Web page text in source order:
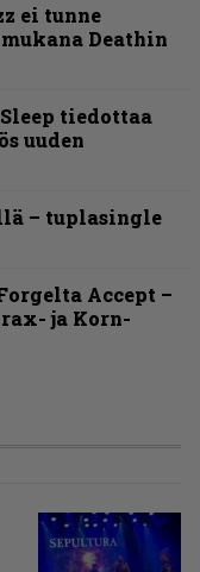
ei tunne
Deathin
tiedottaa
uuden
– tuplasingle
Accept –
ja Korn-